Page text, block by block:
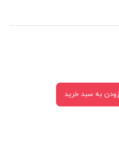
به سبد خرید